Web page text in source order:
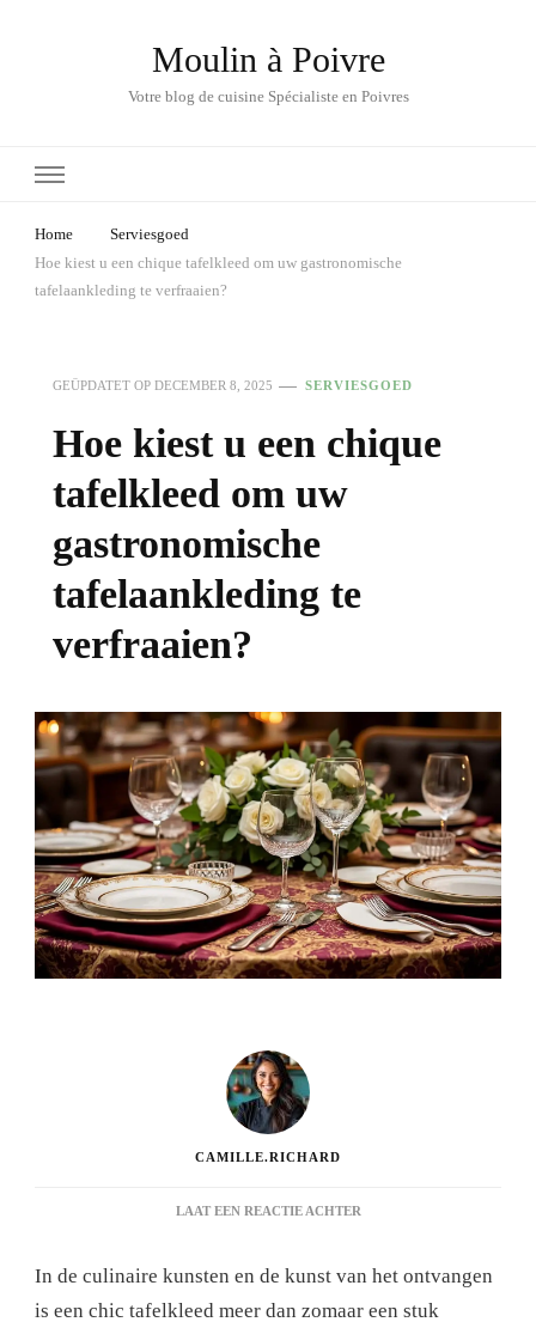
Moulin à Poivre
Votre blog de cuisine Spécialiste en Poivres
Home
Serviesgoed
Hoe kiest u een chique tafelkleed om uw gastronomische
tafelaankleding te verfraaien?
GEÜPDATET OP DECEMBER 8, 2025 SERVIESGOED
Hoe kiest u een chique
tafelkleed om uw
gastronomische
tafelaankleding te
verfraaien?
CAMILLE.RICHARD
LAAT EEN REACTIE ACHTEROP
U
In de culinaire kunsten en de kunst van het ontvangen
is een chic tafelkleed meer dan zomaar een stuk